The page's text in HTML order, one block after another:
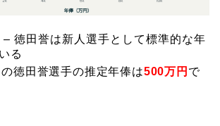
徳田誉は新人選手として標準的な年
る
徳田誉選手の推定年俸は500万円 で